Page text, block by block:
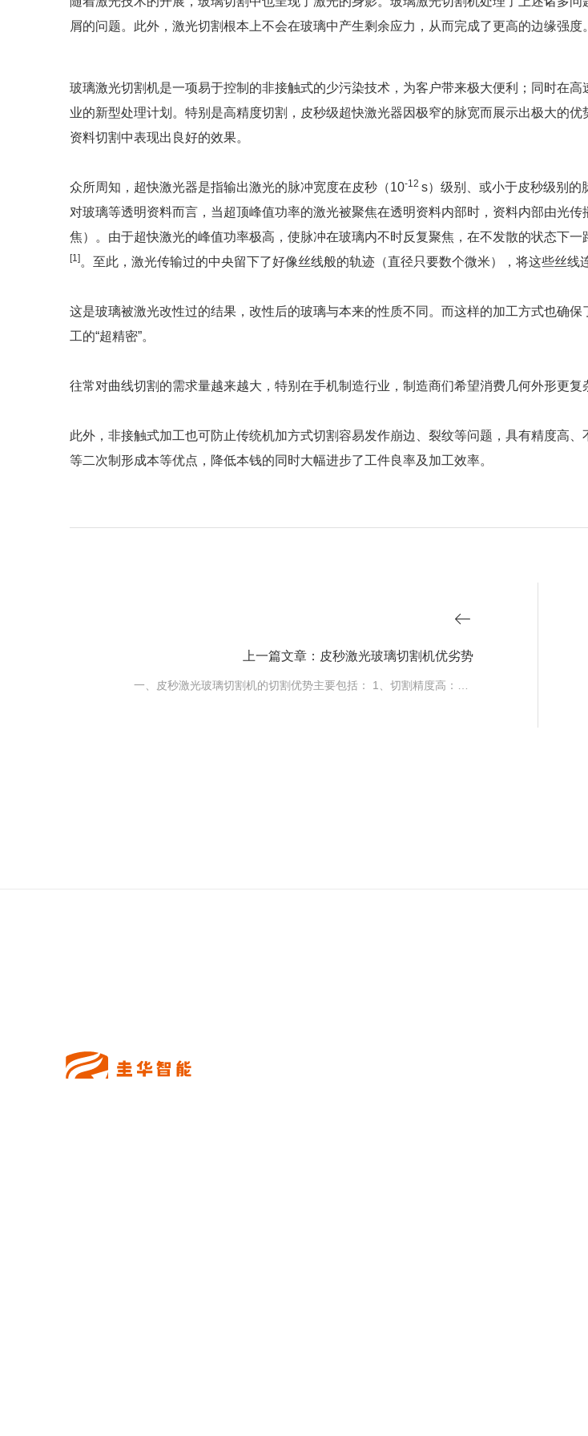
屑的问题。此外，激光切割根本上不会在玻璃中产生剩余应力，从而完成了更高的边缘强度。
玻璃激光切割机是一项易于控制的非接触式的少污染技术，为客户带来极大便利；同时在
业的新型处理计划。特别是高精度切割，皮秒级超快激光器因极窄的脉宽而展示出极大的
资料切割中表现出良好的效果。
众所周知，超快激光器是指输出激光的脉冲宽度在皮秒（10-12 s）级别、或小于皮秒级别的
对玻璃等透明资料而言，当超顶峰值功率的激光被聚焦在透明资料内部时，资料内部由光
焦）。由于超快激光的峰值功率极高，使脉冲在玻璃内不时反复聚焦，在不发散的状态下
[1] 。至此，激光传输过的中央留下了好像丝线般的轨迹（直径只要数个微米），将这些丝线
这是玻璃被激光改性过的结果，改性后的玻璃与本来的性质不同。而这样的加工方式也确
工的“超精密”。
往常对曲线切割的需求量越来越大，特别在手机制造行业，制造商们希望消费几何外形更
此外，非接触式加工也可防止传统机加方式切割容易发作崩边、裂纹等问题，具有精度高
等二次制形成本等优点，降低本钱的同时大幅进步了工件良率及加工效率。
上一篇文章：皮秒激光玻璃切割机优劣势